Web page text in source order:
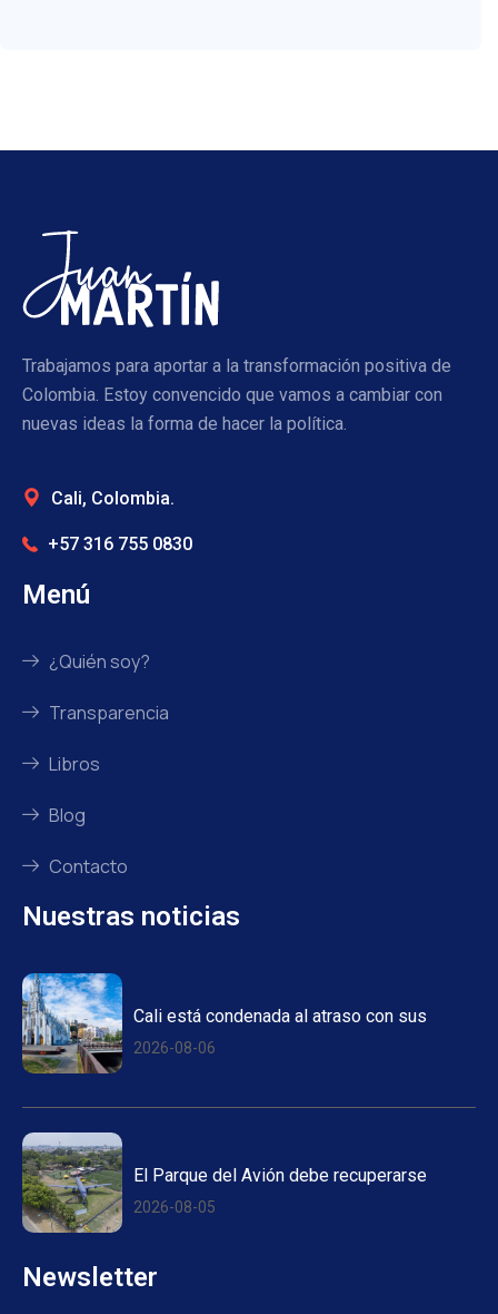
Trabajamos para aportar a la transformación positiva de
Colombia. Estoy convencido que vamos a cambiar con
nuevas ideas la forma de hacer la política.
Cali, Colombia.
+57 316 755 0830
Menú
¿Quién soy?
Transparencia
Libros
Blog
Contacto
Nuestras noticias
Cali está condenada al atraso con sus
2026-08-06
El Parque del Avión debe recuperarse
2026-08-05
Newsletter